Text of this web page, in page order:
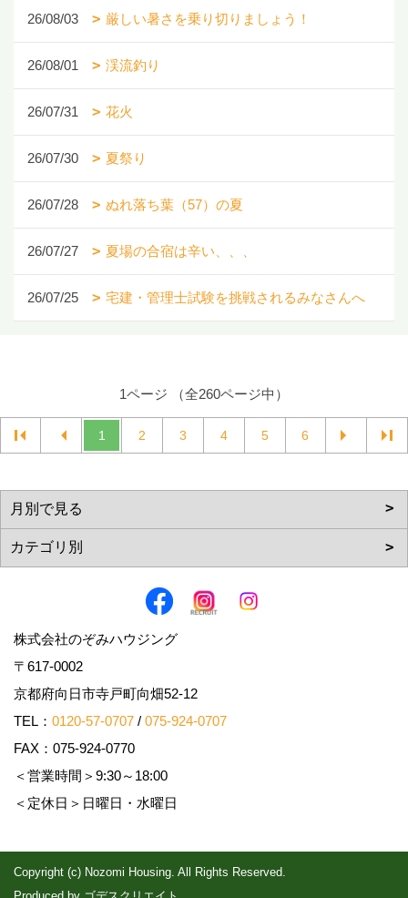
26/08/03 厳しい暑さを乗り切りましょう！
26/08/01 渓流釣り
26/07/31 花火
26/07/30 夏祭り
26/07/28 ぬれ落ち葉（57）の夏
26/07/27 夏場の合宿は辛い、、、
26/07/25 宅建・管理士試験を挑戦されるみなさんへ
1ページ （全260ページ中）
1 2 3 4 5 6
株式会社のぞみハウジング
〒617-0002
京都府向日市寺戸町向畑52-12
TEL： 0120-57-0707 / 075-924-0707
FAX：075-924-0770
＜営業時間＞9:30～18:00
＜定休日＞日曜日・水曜日
Copyright (c) Nozomi Housing. All Rights Reserved.